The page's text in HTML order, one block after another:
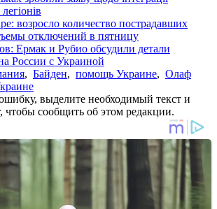
возросло количество пострадавших
отключений в пятницу
Ермак и Рубио обсудили детали
России с Украиной
, Байден, помощь Украине, Олаф
выделите необходимый текст и
чтобы сообщить об этом редакции.